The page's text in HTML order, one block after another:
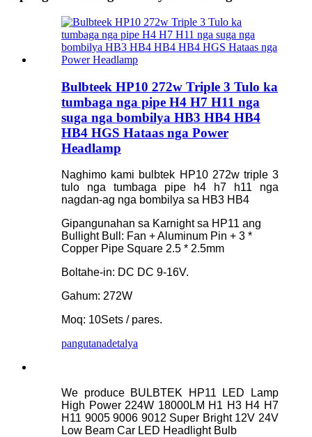
Bulbteek HP10 272w Triple 3 Tulo ka
tumbaga nga pipe H4 H7 H11 nga
suga nga bombilya HB3 HB4 HB4
HB4 HGS Hataas nga Power
Headlamp
Naghimo kami bulbtek HP10 272w triple 3
tulo nga tumbaga pipe h4 h7 h11 nga
nagdan-ag nga bombilya sa HB3 HB4
Gipangunahan sa Karnight sa HP11 ang
Bullight Bull: Fan + Aluminum Pin + 3 *
Copper Pipe Square 2.5 * 2.5mm
Boltahe-in: DC DC 9-16V.
Gahum: 272W
Moq: 10Sets / pares.
pangutanadetalya
We produce BULBTEK HP11 LED Lamp
High Power 224W 18000LM H1 H3 H4 H7
H11 9005 9006 9012 Super Bright 12V 24V
Low Beam Car LED Headlight Bulb